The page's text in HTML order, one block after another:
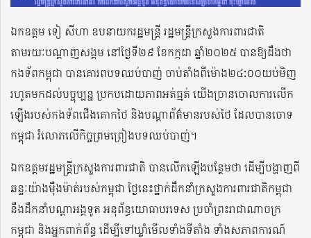
ឯកឧត្តម ទៀ សីហា ឧបនាយករដ្ឋមន្រ្តី រដ្ឋមន្រ្តីក្រសួងការពារជាតិ
តាមរយៈបណ្តាញសង្គម នៅថ្ងៃទី២៩ ខែកក្កដា ឆ្នាំ២០២៥ បានឱ្យដឹងថា
កងទ័ពកម្ពុជា បានគោរពបទឈប់បាញ់ ចាប់តាំងពីម៉ោង២៤:០០យប់មិញ
រហូតមកដល់បច្ចុប្បន្ន ប្រកបដោយភាពអត់ធ្មត់ យើងច្រានចោលការលើក
ឡើងរបស់កងទ័ពជើងគោកថៃ និងបណ្តាព័ត៌មានរបស់ថៃ ដែលបានចោទ
កម្ពុជា រំលោភលើកិច្ចព្រមព្រៀងបទឈប់បាញ់។
ឯកឧត្តមរដ្ឋមន្រ្តីក្រសួងការពារជាតិ បានលើកឡើងបន្ថែមថា ដើម្បីបង្ហាញពី
ឆន្ទៈយ៉ាងម៉ឺងម៉ាត់របស់កម្ពុជា ថ្ងៃនេះថ្នាក់ដឹកនាំក្រសួងការពារជាតិកម្ពុជា
នឹងដឹកនាំបណ្តាអង្គទូត អនុព័ន្ធយោធាបរទេស ប្រចាំព្រះរាជាណាចក្រ
កម្ពុជា និងអ្នកពាក់ព័ន្ធ ដើម្បីទៅឃ្លាំមើលទាំងទីតាំង ទាំងសភាពការណ៍